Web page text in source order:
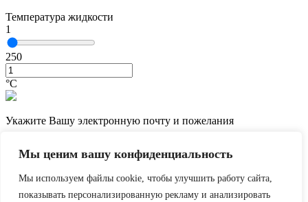
Мы ценим вашу конфиденциальность
Мы используем файлы cookie, чтобы улучшить работу сайта,
показывать персонализированную рекламу и анализировать
Температура жидкости
1
250
°С
Укажите Вашу электронную почту и пожелания